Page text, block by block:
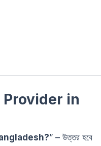
Provider in
” – উত্তর হবে